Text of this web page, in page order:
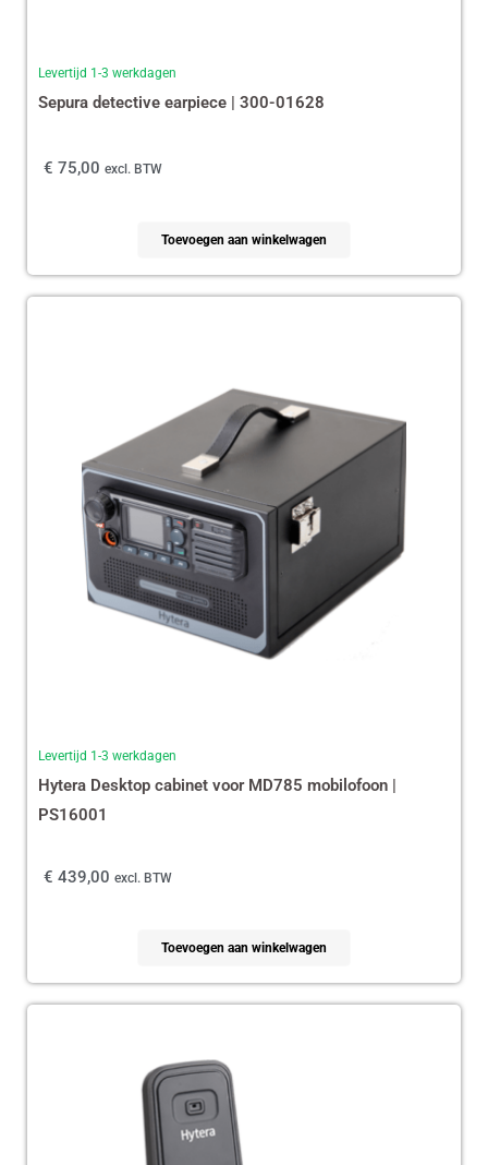
Levertijd 1-3 werkdagen
Sepura detective earpiece | 300-01628
€ 75,00 excl. BTW
Toevoegen aan winkelwagen
Levertijd 1-3 werkdagen
Hytera Desktop cabinet voor MD785 mobilofoon |
PS16001
€ 439,00 excl. BTW
Toevoegen aan winkelwagen